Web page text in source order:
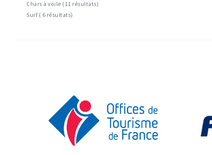
Chars à voile (11 résultats)
Surf ( 6 résultats)